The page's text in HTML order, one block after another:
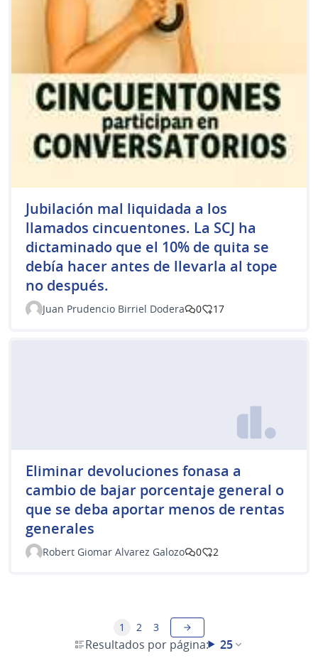
Jubilación mal liquidada a los
llamados cincuentones. La SCJ ha
dictaminado que el 10% de quita se
debía hacer antes de llevarla al tope
no después.
Juan Prudencio Birriel Dodera 0 17
Eliminar devoluciones fonasa a
cambio de bajar porcentaje general o
que se deba aportar menos de rentas
generales
Robert Giomar Alvarez Galozo 0 2
Resultados por página: 25
1 2 3